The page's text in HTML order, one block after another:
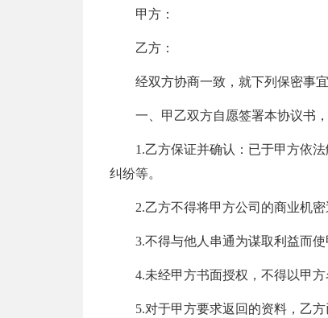
甲方：
乙方：
经双方协商一致，就下列保密事
一、甲乙双方自愿签署本协议书
1.乙方保证并确认：已于甲方依
纠纷等。
2.乙方不得将甲方公司的商业机密
3.不得与他人串通为谋取利益而使
4.未经甲方书面授权，不得以甲方
5.对于甲方要求返回的资料，乙方